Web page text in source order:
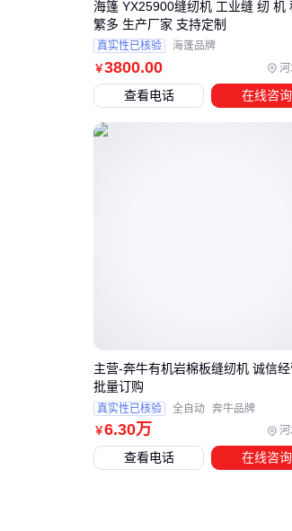
￥3800.00 河
海篷 YX25900缝纫机 工业缝 纫 机
繁多 生产厂家 支持定制
真实性已核验 海蓬品牌
查看电话 在线咨询
￥6.30万 河
主营-奔牛有机岩棉板缝纫机 诚信
批量订购
真实性已核验 全自动 奔牛品牌
查看电话 在线咨询